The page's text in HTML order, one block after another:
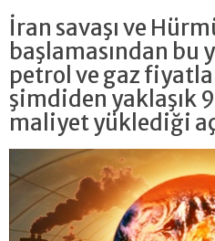
İran savaşı ve
başlamasından bu
petrol ve gaz
şimdiden yaklaşık
maliyet yüklediği